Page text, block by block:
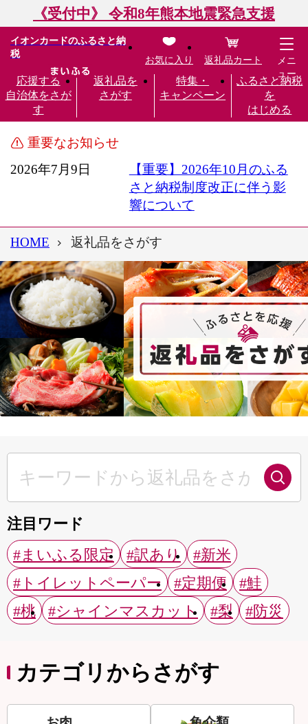
《受付中》 令和8年熊本地震緊急支援
イオンカードのふるさと納
税
応援する
自治体をさが
す
返礼品を
さがす
特集・
キャンペーン
ふるさと納税
を
はじめる
お気に入り 返礼品カート
メニ
ュー
重要なお知らせ
2026年7月9日
【重要】2026年10月のふる
さと納税制度改正に伴う影
響について
HOME 返礼品をさがす
注目ワード
#まいふる限定
#訳あり
#新米
#トイレットペーパー
#定期便
#鮭
#桃
#シャインマスカット #梨 #防災
カテゴリからさがす